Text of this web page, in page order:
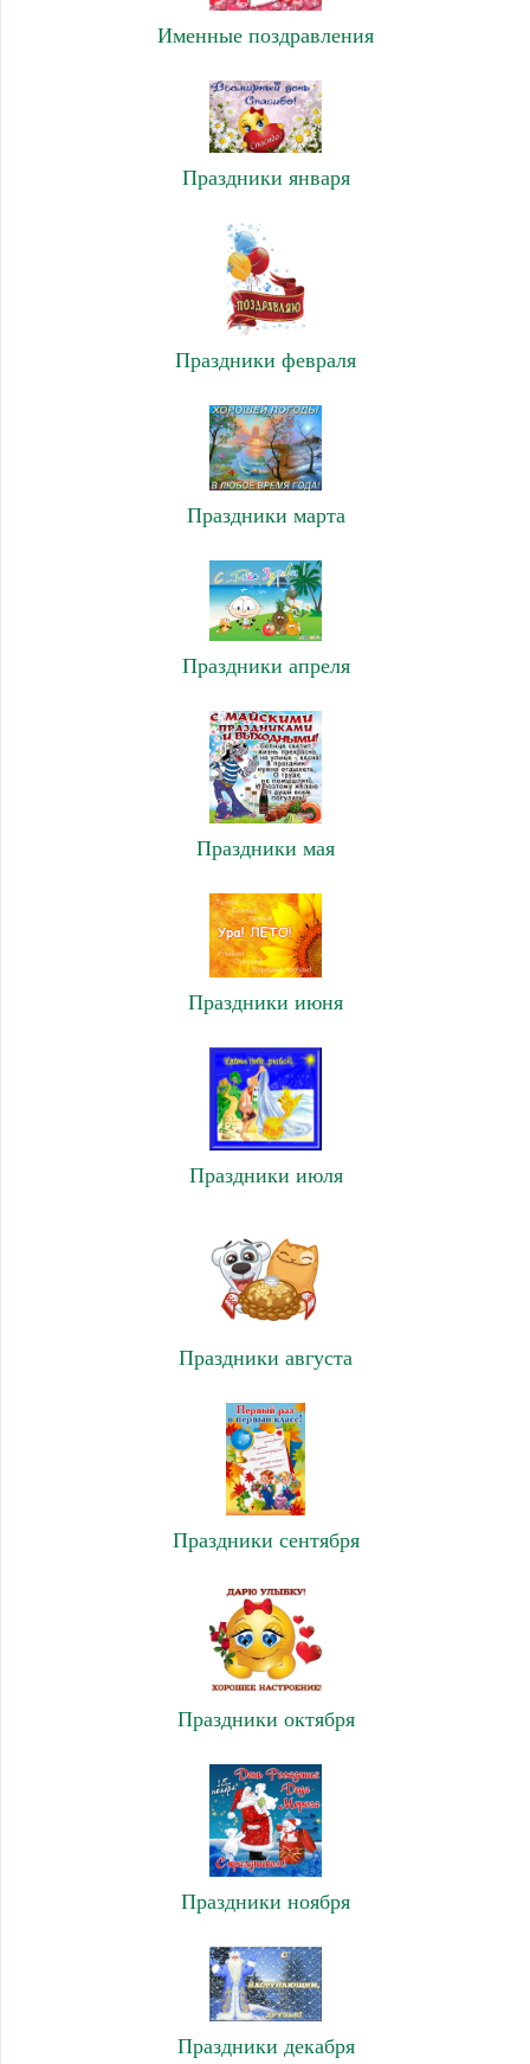
Именные поздравления
Праздники января
Праздники февраля
Праздники марта
Праздники апреля
Праздники мая
Праздники июня
Праздники июля
Праздники августа
Праздники сентября
Праздники октября
Праздники ноября
Праздники декабря